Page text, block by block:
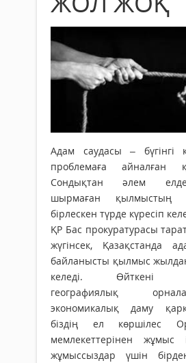
Адам саудасы – бүгінгі
проблемаға айналған
Сондықтан әлем
шырмаған қылмыстың
бірлескен түрде күресіп
ҚР Бас прокуратурасы
жүгінсек, Қазақстанда
байланыс­ты қылмыс
келеді. Өйткені
географиялық
экономикалық даму
біздің ел көршілес
мемлекеттерінен жұмыс
жұмыссыздар үшін